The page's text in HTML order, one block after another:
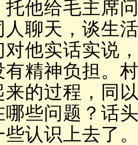
托他给毛主席
人聊天，谈生
对他实话实说
有精神负担。
来的过程，同
哪些问题？话
些认识上去了